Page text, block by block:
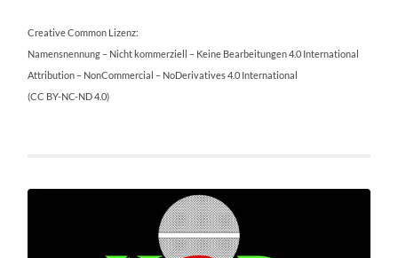
Creative Common Lizenz:
Namensnennung – Nicht kommerziell – Keine Bearbeitungen 4.0 International
Attribution – NonCommercial – NoDerivatives 4.0 International
(CC BY-NC-ND 4.0)